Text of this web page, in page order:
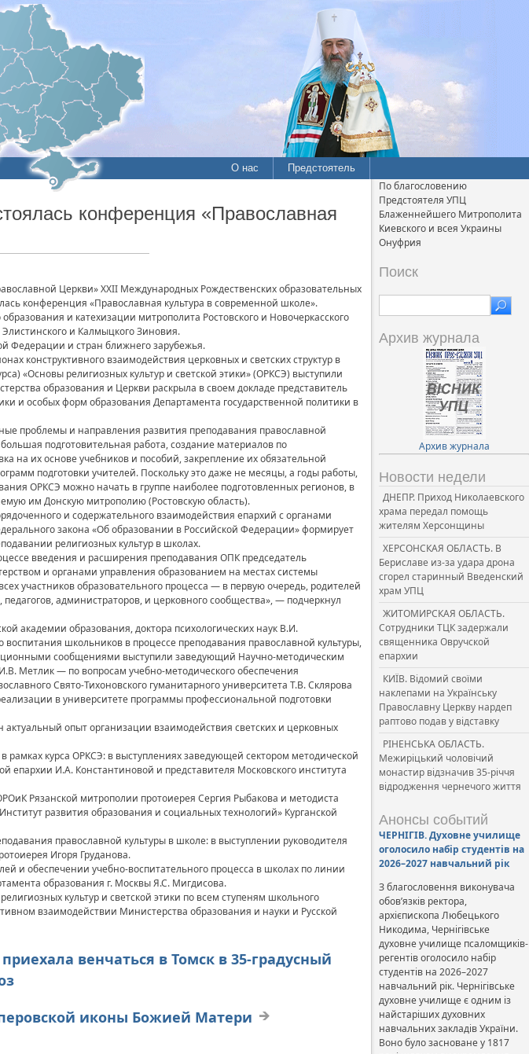
О нас Предстоятель
конференция «Православная
Церкви» XXII Международных Рождественских образовательных
конференция «Православная культура в современной школе».
и катехизации митрополита Ростовского и Новочеркасского
и Калмыцкого Зиновия.
Федерации и стран ближнего зарубежья.
конструктивного взаимодействия церковных и светских структур в
«Основы религиозных культур и светской этики» (ОРКСЭ) выступили
образования и Церкви раскрыла в своем докладе представитель
и особых форм образования Департамента государственной политики в
проблемы и направления развития преподавания православной
подготовительная работа, создание материалов по
на их основе учебников и пособий, закрепление их обязательной
подготовки учителей. Поскольку это даже не месяцы, а годы работы,
ОРКСЭ можно начать в группе наиболее подготовленных регионов, в
им Донскую митрополию (Ростовскую область).
и содержательного взаимодействия епархий с органами
закона «Об образовании в Российской Федерации» формирует
религиозных культур в школах.
введения и расширения преподавания ОПК председатель
и органами управления образованием на местах системы
участников образовательного процесса — в первую очередь, родителей
администраторов, и церковного сообщества», — подчеркнул
академии образования, доктора психологических наук В.И.
школьников в процессе преподавания православной культуры,
сообщениями выступили заведующий Научно-методическим
Метлик — по вопросам учебно-методического обеспечения
Свято-Тихоновского гуманитарного университета Т.В. Склярова
в университете программы профессиональной подготовки
опыт организации взаимодействия светских и церковных
курса ОРКСЭ: в выступлениях заведующей сектором методической
епархии И.А. Константиновой и представителя Московского института
Рязанской митрополии протоиерея Сергия Рыбакова и методиста
развития образования и социальных технологий» Курганской
православной культуры в школе: в выступлении руководителя
Игоря Груданова.
и обеспечении учебно-воспитательного процесса в школах по линии
образования г. Москвы Я.С. Мигдисова.
культур и светской этики по всем ступеням школьного
взаимодействии Министерства образования и науки и Русской
венчаться в Томск в 35-градусный
иконы Божией Матери
По благословению
Предстоятеля УПЦ
Блаженнейшего Митрополита
Киевского и всея Украины
Онуфрия
Поиск
Архив журнала
Архив журнала
Новости недели
ДНЕПР. Приход Николаевского
храма передал помощь
жителям Херсонщины
ХЕРСОНСКАЯ ОБЛАСТЬ. В
Бериславе из-за удара дрона
сгорел старинный Введенский
храм УПЦ
ЖИТОМИРСКАЯ ОБЛАСТЬ.
Сотрудники ТЦК задержали
священника Овручской
епархии
КИЇВ. Відомий своїми
наклепами на Українську
Православну Церкву нардеп
раптово подав у відставку
РІНЕНСЬКА ОБЛАСТЬ.
Межиріцький чоловічий
монастир відзначив 35-річчя
відродження чернечого життя
Анонсы событий
ЧЕРНІГІВ. Духовне училище
оголосило набір студентів на
2026–2027 навчальний рік
З благословення виконувача
обов’язків ректора,
архієпископа Любецького
Никодима, Чернігівське
духовне училище псаломщиків-
регентів оголосило набір
студентів на 2026–2027
навчальний рік. Чернігівське
духовне училище є одним із
найстаріших духовних
навчальних закладів України.
Воно було засноване у 1817